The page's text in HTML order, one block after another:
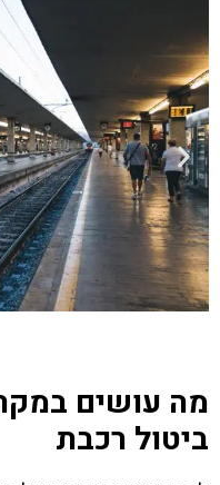
מה עושים
ביטול רכבת